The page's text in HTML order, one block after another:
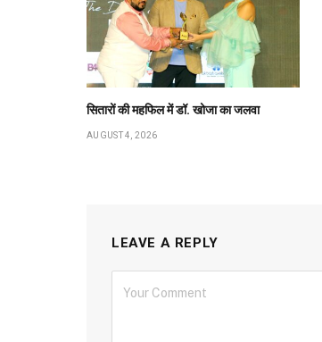
सितारों की महफिल में डॉ. खोजा का जलवा
AUGUST 4, 2026
LEAVE A REPLY